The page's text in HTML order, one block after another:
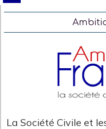
La Société Civile et